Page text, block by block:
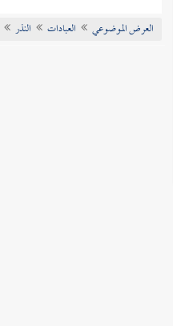
تراجم الأعلام
العرض الموضوعي العبادات النذر